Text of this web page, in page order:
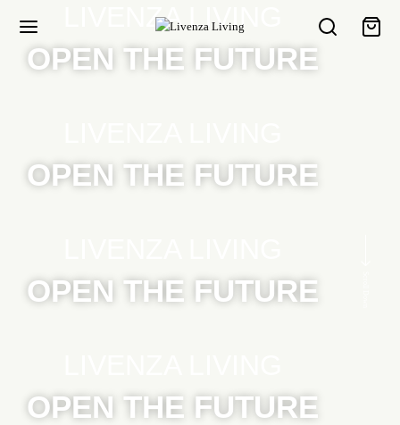
LIVENZA LIVING
OPEN THE FUTURE
OPEN THE FUTURE
OPEN THE FUTURE
OPEN THE FUTURE